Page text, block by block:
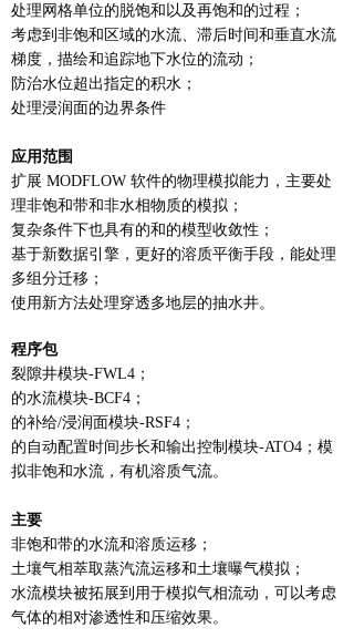
处理网格单位的脱饱和以及再饱和的过程；
考虑到非饱和区域的水流、滞后时间和垂直水流
梯度，描绘和追踪地下水位的流动；
防治水位超出指定的积水；
处理浸润面的边界条件
应用范围
扩展 MODFLOW 软件的物理模拟能力，主要处
理非饱和带和非水相物质的模拟；
复杂条件下也具有的和的模型收敛性；
基于新数据引擎，更好的溶质平衡手段，能处理
多组分迁移；
使用新方法处理穿透多地层的抽水井。
程序包
裂隙井模块-FWL4；
的水流模块-BCF4；
的补给/浸润面模块-RSF4；
的自动配置时间步长和输出控制模块-ATO4；模
拟非饱和水流，有机溶质气流。
主要
非饱和带的水流和溶质运移；
土壤气相萃取蒸汽流运移和土壤曝气模拟；
水流模块被拓展到用于模拟气相流动，可以考虑
气体的相对渗透性和压缩效果。